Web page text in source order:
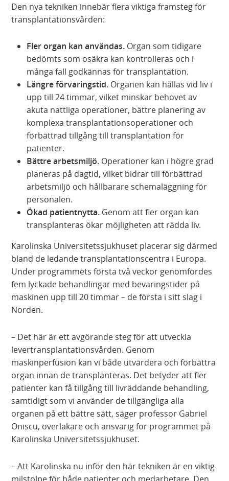
Den nya tekniken innebär flera viktiga framsteg för
transplantationsvården:
Fler organ kan användas. Organ som tidigare
bedömts som osäkra kan kontrolleras och i
många fall godkännas för transplantation.
Längre förvaringstid. Organen kan hållas vid liv i
upp till 24 timmar, vilket minskar behovet av
akuta nattliga operationer, bättre planering av
komplexa transplantationsoperationer och
förbättrad tillgång till transplantation för
patienter.
Bättre arbetsmiljö. Operationer kan i högre grad
planeras på dagtid, vilket bidrar till förbättrad
arbetsmiljö och hållbarare schemaläggning för
personalen.
Ökad patientnytta. Genom att fler organ kan
transplanteras ökar möjligheten att rädda liv.
Karolinska Universitetssjukhuset placerar sig därmed
bland de ledande transplantationscentra i Europa.
Under programmets första två veckor genomfördes
fem lyckade behandlingar med bevaringstider på
maskinen upp till 20 timmar – de första i sitt slag i
Norden.
– Det här är ett avgörande steg för att utveckla
levertransplantationsvården. Genom
maskinperfusion kan vi både utvärdera och förbättra
organ innan de transplanteras. Det betyder att fler
patienter kan få tillgång till livräddande behandling,
samtidigt som vi använder de tillgängliga alla
organen på ett bättre sätt, säger professor Gabriel
Oniscu, överläkare och ansvarig för programmet på
Karolinska Universitetssjukhuset.
– Att Karolinska nu inför den här tekniken är en viktig